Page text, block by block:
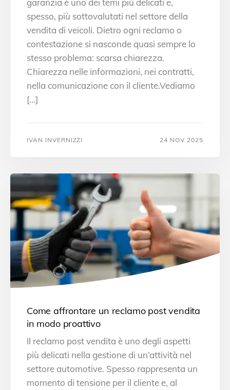
garanzia è uno dei temi più delicati e,
spesso, più sottovalutati nel settore della
vendita di veicoli. Dietro ogni reclamo o
contestazione si nasconde quasi sempre lo
stesso problema: scarsa chiarezza.
Chiarezza nelle informazioni, nei contratti,
nella comunicazione con il cliente.Vediamo
[…]
IVAN INVERNIZZI 24 NOV 2025
Come affrontare un reclamo post vendita
in modo proattivo
Il reclamo post vendita è uno degli aspetti
più delicati nella gestione di un’attività nel
settore automotive. Spesso rappresenta un
momento di tensione per il cliente e, al